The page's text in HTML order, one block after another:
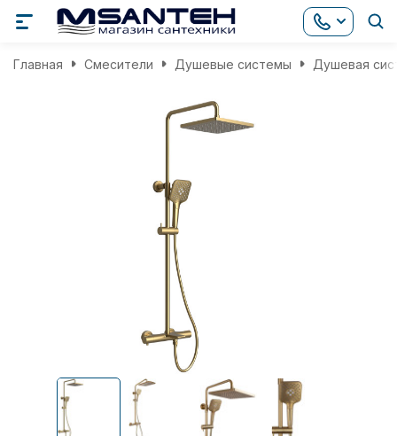
Главная Смесители Душевые системы Душевая